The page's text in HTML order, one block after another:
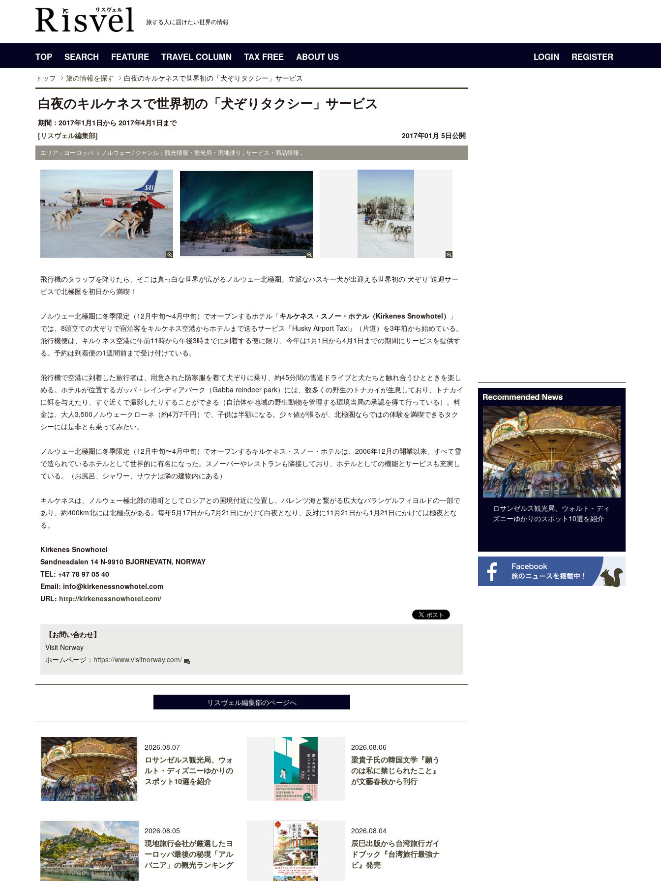
旅する人に届けたい世界の情報
TOP SEARCH FEATURE TRAVEL COLUMN TAX FREE ABOUT US LOGIN REGISTER
トップ 旅の情報を探す 白夜のキルケネスで世界初の「犬ぞりタクシー」サービス
白夜のキルケネスで世界初の「犬ぞりタクシー」サービス
期間：2017年1月1日から 2017年4月1日まで
[リスヴェル編集部]
2017年01月 5日公開
エリア：ヨーロッパ > ノルウェー / ジャンル：観光情報・観光局・現地便り , サービス・商品情報 ,
飛行機のタラップを降りたら、そこは真っ白な世界が広がるノルウェー北極圏。立派なハスキー犬が出迎える世界初の“犬ぞり”送迎サー
ビスで北極圏を初日から満喫！
ノルウェー北極圏に冬季限定（12月中旬〜4月中旬）でオープンするホテル「キルケネス・スノー・ホテル（Kirkenes Snowhotel）
」
では、8頭立ての犬ぞりで宿泊客をキルケネス空港からホテルまで送るサービス「Husky Airport Taxi」（片道）を3年前から始めている。
飛行機便は、キルケネス空港に午前11時から午後3時までに到着する便に限り、今年は1月1日から4月1日までの期間にサービスを提供す
る。予約は到着便の1週間前まで受け付けている。
飛行機で空港に到着した旅行者は、用意された防寒服を着て犬ぞりに乗り、約45分間の雪道ドライブと犬たちと触れ合うひとときを楽し
める。ホテルが位置するガッバ・レインディアパーク（Gabba reindeer park）には、数多くの野生のトナカイが生息しており、トナカイ
に餌を与えたり、すぐ近くで撮影したりすることができる（自治体や地域の野生動物を管理する環境当局の承認を得て行っている）。料
金は、大人3,500ノルウェークローネ（約4万7千円）で、子供は半額になる。少々値が張るが、北極圏ならではの体験を満喫できるタク
シーには是非とも乗ってみたい。
ノルウェー北極圏に冬季限定（12月中旬〜4月中旬）でオープンするキルケネス・スノー・ホテルは、2006年12月の開業以来、すべて雪
で造られているホテルとして世界的に有名になった。スノーバーやレストランも隣接しており、ホテルとしての機能とサービスも充実し
ている。（お風呂、シャワー、サウナは隣の建物内にある）
キルケネスは、ノルウェー極北部の港町としてロシアとの国境付近に位置し、バレンツ海と繋がる広大なバランゲルフィヨルドの一部で
あり、約400km北には北極点がある。毎年5月17日から7月21日にかけて白夜となり、反対に11月21日から1月21日にかけては極夜とな
る。
Kirkenes Snowhotel
Sandnesdalen 14 N-9910 BJORNEVATN, NORWAY
TEL: +47 78 97 05 40
Email: info@kirkenessnowhotel.com
URL: http://kirkenessnowhotel.com/
【お問い合わせ】
Visit Norway
ホームページ： https://www.visitnorway.com/
リスヴェル編集部のページへ
2026.08.07
ロサンゼルス観光局、ウォ
ルト・ディズニーゆかりの
スポット10選を紹介
2026.08.06
梁貴子氏の韓国文学『願う
のは私に禁じられたこと』
が文藝春秋から刊行
2026.08.05
現地旅行会社が厳選したヨ
ーロッパ最後の秘境「アル
バニア」の観光ランキング
2026.08.04
辰巳出版から台湾旅行ガイ
ドブック『台湾旅行最強ナ
ビ』発売
クアロア・ランチ、新予約システム導
入のお知らせ
開業50周年に合わせ「ザ ビュッフェ
アット ハイアット」のメニューを刷
ロサンゼルス観光局、ウォルト・ディ
ズニーゆかりのスポット10選を紹介